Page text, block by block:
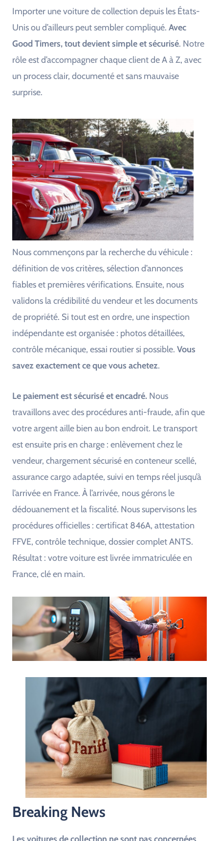
Importer une voiture de collection depuis les États-
Unis ou d’ailleurs peut sembler compliqué. Avec
Good Timers, tout devient simple et sécurisé. Notre
rôle est d’accompagner chaque client de A à Z, avec
un process clair, documenté et sans mauvaise
surprise.
Nous commençons par la recherche du véhicule :
définition de vos critères, sélection d’annonces
fiables et premières vérifications. Ensuite, nous
validons la crédibilité du vendeur et les documents
de propriété. Si tout est en ordre, une inspection
indépendante est organisée : photos détaillées,
contrôle mécanique, essai routier si possible. Vous
savez exactement ce que vous achetez.
Le paiement est sécurisé et encadré. Nous
travaillons avec des procédures anti-fraude, afin que
votre argent aille bien au bon endroit. Le transport
est ensuite pris en charge : enlèvement chez le
vendeur, chargement sécurisé en conteneur scellé,
assurance cargo adaptée, suivi en temps réel jusqu’à
l’arrivée en France. À l’arrivée, nous gérons le
dédouanement et la fiscalité. Nous supervisons les
procédures officielles : certificat 846A, attestation
FFVE, contrôle technique, dossier complet ANTS.
Résultat : votre voiture est livrée immatriculée en
France, clé en main.
Breaking News